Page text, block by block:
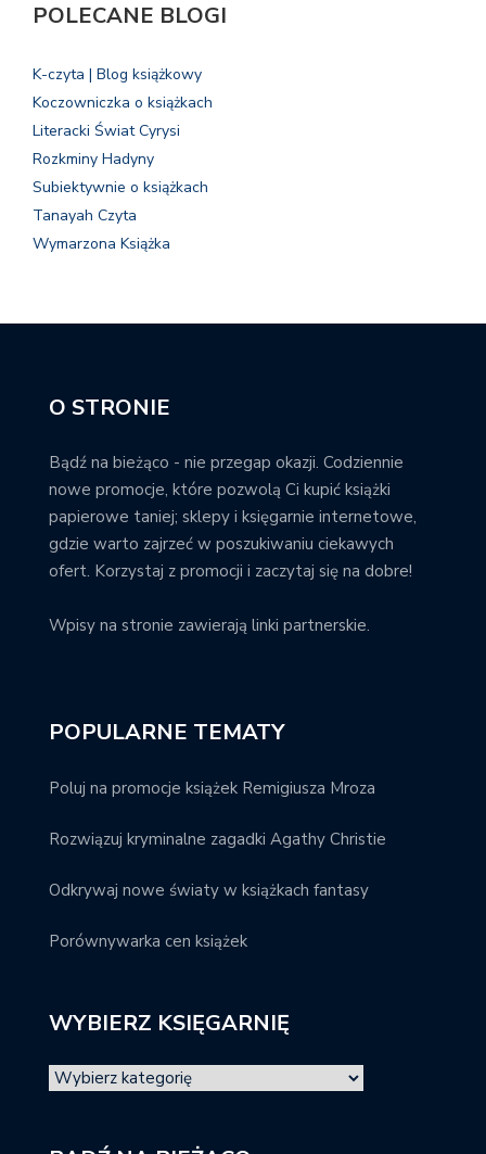
POLECANE BLOGI
K-czyta | Blog książkowy
Koczowniczka o książkach
Literacki Świat Cyrysi
Rozkminy Hadyny
Subiektywnie o książkach
Tanayah Czyta
Wymarzona Książka
O STRONIE
Bądź na bieżąco - nie przegap okazji. Codziennie
nowe promocje, które pozwolą Ci kupić książki
papierowe taniej; sklepy i księgarnie internetowe,
gdzie warto zajrzeć w poszukiwaniu ciekawych
ofert. Korzystaj z promocji i zaczytaj się na dobre!
Wpisy na stronie zawierają linki partnerskie.
POPULARNE TEMATY
Poluj na promocje książek Remigiusza Mroza
Rozwiązuj kryminalne zagadki Agathy Christie
Odkrywaj nowe światy w książkach fantasy
Porównywarka cen książek
WYBIERZ KSIĘGARNIĘ